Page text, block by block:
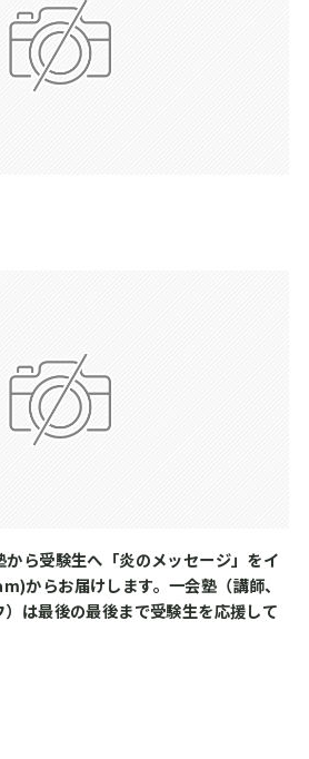
から受験生へ「炎のメッセージ」をイ
からお届けします。一会塾（講師、
は最後の最後まで受験生を応援して